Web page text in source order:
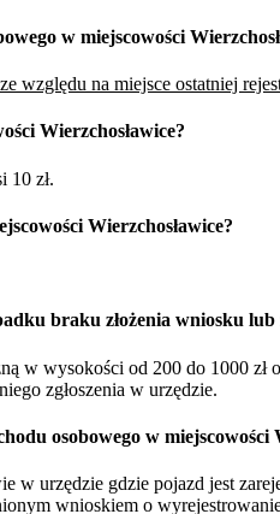
w miejscowości
względu na miejsce ostatniej
Wierzchosławice?
10 zł.
Wierzchosławice?
braku złożenia wniosku lub
w wysokości od 200 do 1000
zgłoszenia w urzędzie.
osobowego w miejscowości
w urzędzie gdzie pojazd jest
wnioskiem o